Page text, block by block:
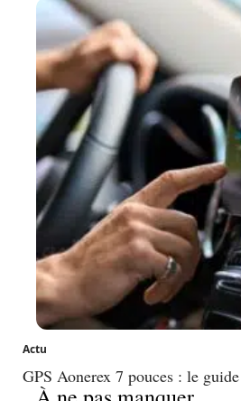
Actu
GPS Aonerex 7 pouces : le